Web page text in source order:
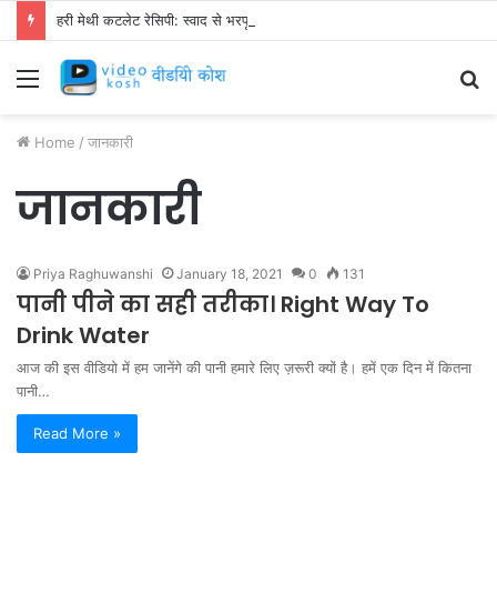
हरी मेथी कटलेट रेसिपी: स्वाद से भरपूर और स्वस्थ नाश्ता बनाएं!
Menu
Home / जानकारी
जानकारी
Priya Raghuwanshi January 18, 2021 0 131
पानी पीने का सही तरीका। Right Way To
Drink Water
आज की इस वीडियो में हम जानेंगे की पानी हमारे लिए ज़रूरी क्यों है। हमें एक दिन में कितना
पानी…
Read More »